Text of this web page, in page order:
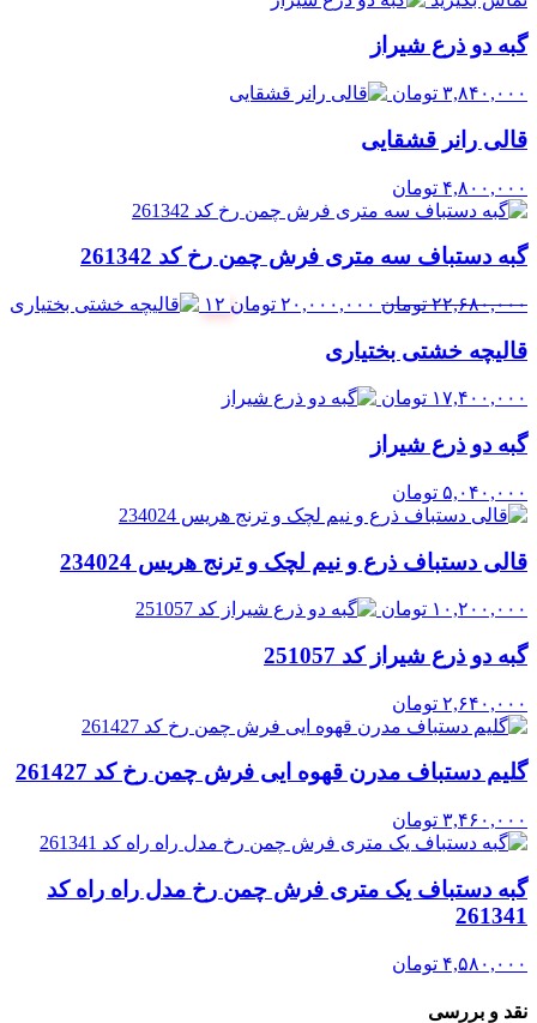
گبه دو ذرع شیراز
۳,۸۴۰,۰۰۰ تومان
قالی رانر قشقایی
۴,۸۰۰,۰۰۰ تومان
گبه دستباف سه متری فرش چمن رخ کد 261342
۲۲,۶۸۰,۰۰۰ تومان قیمت
۲۰,۰۰۰,۰۰۰ تومان قیمت
۱۲
قالیچه خشتی بختیاری
۱۷,۴۰۰,۰۰۰ تومان
گبه دو ذرع شیراز
۵,۰۴۰,۰۰۰ تومان
قالی دستباف ذرع و نیم لچک و ترنج هریس 234024
۱۰,۲۰۰,۰۰۰ تومان
گبه دو ذرع شیراز کد 251057
۲,۶۴۰,۰۰۰ تومان
گلیم دستباف مدرن قهوه ایی فرش چمن رخ کد 261427
۳,۴۶۰,۰۰۰ تومان
گبه دستباف یک متری فرش چمن رخ مدل راه راه کد
261341
۴,۵۸۰,۰۰۰ تومان
نقد و بررسی